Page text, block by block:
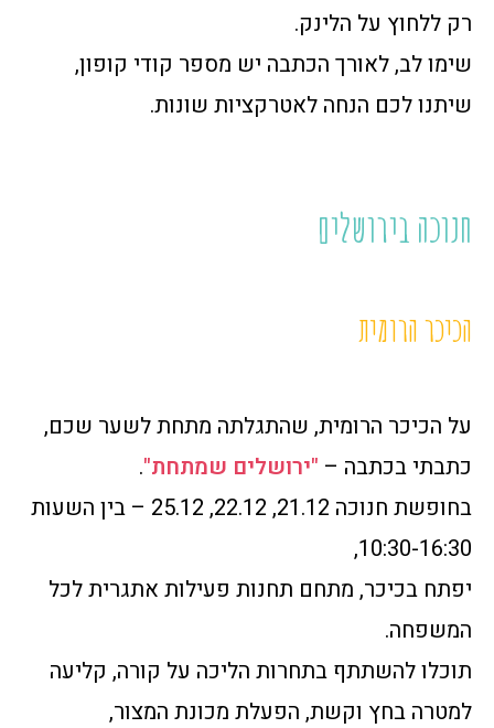
רק ללחוץ על הלינק.
שימו לב, לאורך הכתבה יש מספר קודי קופון,
שיתנו לכם הנחה לאטרקציות שונות.
חנוכה בירושלים
הכיכר הרומית
על הכיכר הרומית, שהתגלתה מתחת לשער שכם,
כתבתי בכתבה – "ירושלים שמתחת".
בחופשת חנוכה 21.12, 22.12, 25.12 – בין השעות
10:30-16:30,
יפתח בכיכר, מתחם תחנות פעילות אתגרית לכל
המשפחה.
תוכלו להשתתף בתחרות הליכה על קורה, קליעה
למטרה בחץ וקשת, הפעלת מכונת המצור,